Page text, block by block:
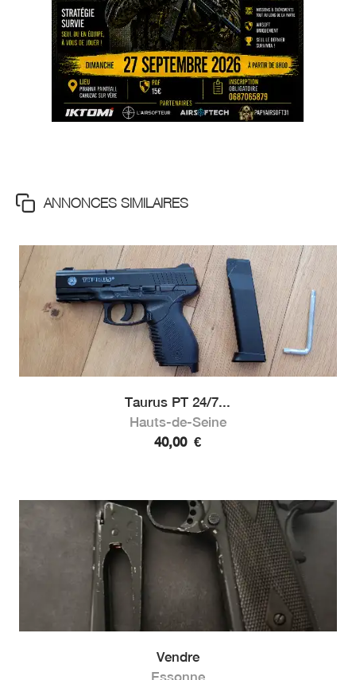
ANNONCES SIMILAIRES
Taurus PT 24/7...
Hauts-de-Seine
40,00 €
Vendre
Essonne